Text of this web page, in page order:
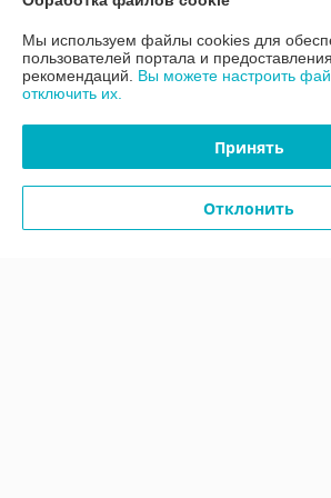
Контакты
Доставка и оплата
Мы используем файлы cookies для
пользователей портала и
рекомендаций. Вы можете настроить
отключить их.
Принять
Отклонить